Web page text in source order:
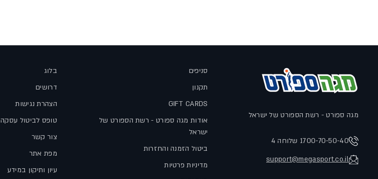
מגה ספורט - רשת הספורט של ישראל
1700-70-50-40 שלוחה 4
support@megasport.co.il
סניפים
תקנון
GIFT CARDS
אודות מגה ספורט - רשת הספורט של
ישראל
ביטול הזמנה והחזרות
מדיניות פרטיות
בלוג
דרושים
הצהרת נגישות
טופס לביטול עסקה
צור קשר
מפת אתר
עיון ותיקון במידע